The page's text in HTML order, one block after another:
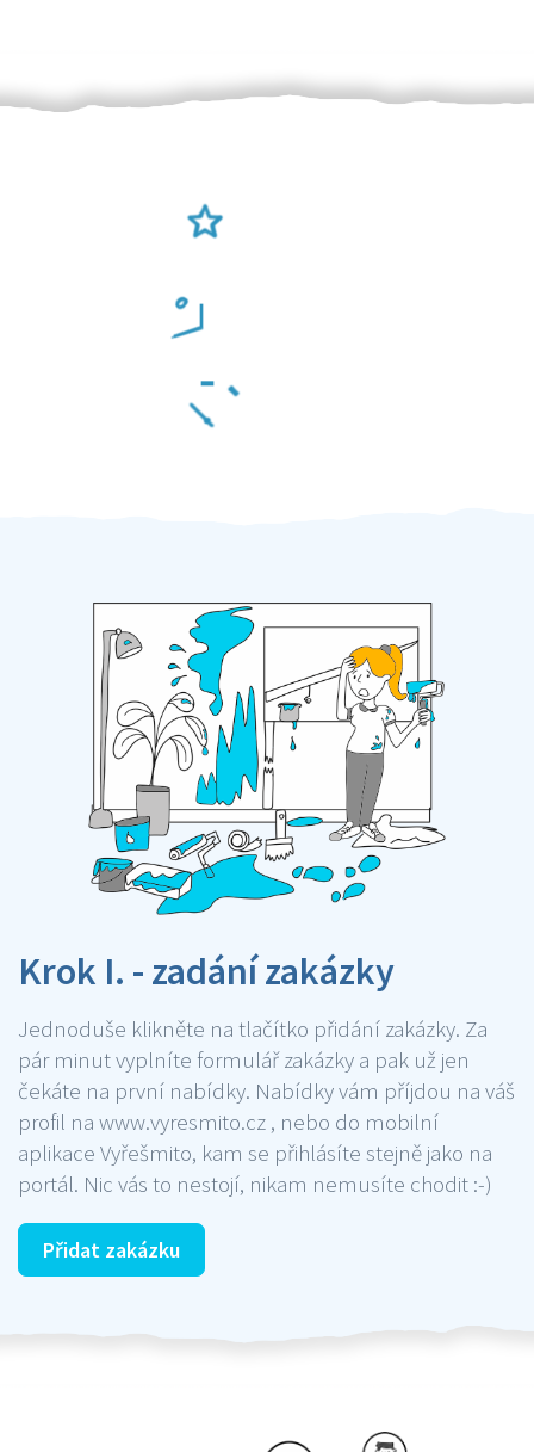
Krok I. - zadání zakázky
Jednoduše klikněte na tlačítko přidání zakázky. Za
pár minut vyplníte formulář zakázky a pak už jen
čekáte na první nabídky. Nabídky vám příjdou na váš
profil na www.vyresmito.cz , nebo do mobilní
aplikace Vyřešmito, kam se přihlásíte stejně jako na
portál. Nic vás to nestojí, nikam nemusíte chodit :-)
Přidat zakázku